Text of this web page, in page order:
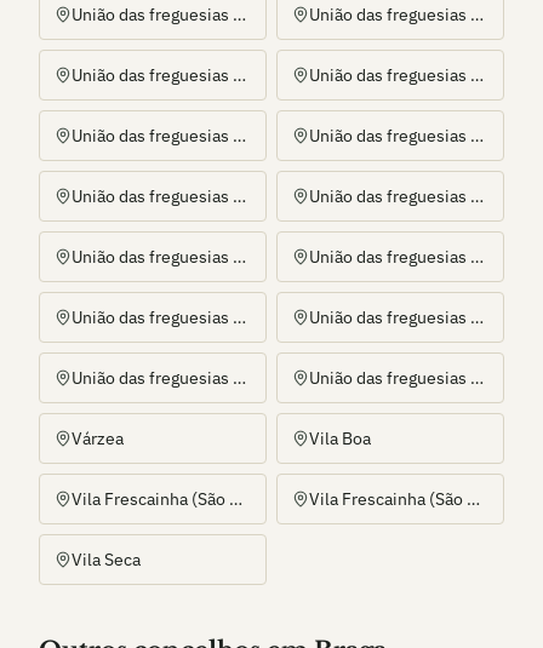
União das freguesias de Areias de Vilar e Encourados União das freguesias de Campo e Tamel (São Pedro Fins)
União das freguesias de Carreira e Fonte Coberta União das freguesias de Chorente, Góios, Courel, Pedra Furada e Gueral
União das freguesias de Creixomil e Mariz União das freguesias de Durrães e Tregosa
União das freguesias de Gamil e Midões União das freguesias de Milhazes, Vilar de Figos e Faria
União das freguesias de Negreiros e Chavão União das freguesias de Quintiães e Aguiar
União das freguesias de Sequeade e Bastuço (São João e Santo Estevão) União das freguesias de Tamel (Santa Leocádia) e Vilar do Monte
União das freguesias de Viatodos, Grimancelos, Minhotães e Monte de Fralães União das freguesias de Vila Cova e Feitos
Várzea Vila Boa
Vila Frescainha (São Martinho) Vila Frescainha (São Pedro)
Vila Seca